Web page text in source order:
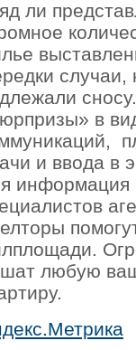
ли
случаи,
в
и ввода в
информация
любую